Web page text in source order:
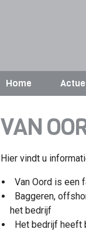
Home
VAN
Hier vindt u
Van Oord is een
Baggeren,
het bedrijf
Het bedrijf heeft